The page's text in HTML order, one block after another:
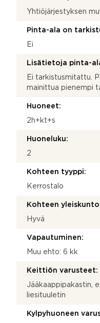
Yhtiöjärjestyksen
Pinta-ala on
Ei
Lisätietoja pinta-
Ei tarkistusmitattu.
mainittua pienempi
Huoneet:
2h+kt+s
Huoneluku:
2
Kohteen tyyppi:
Kerrostalo
Kohteen
Hyvä
Vapautuminen:
Muu ehto: 6 kk
Keittiön varusteet:
Jääkaappipakastin,
liesituuletin
Kylpyhuoneen